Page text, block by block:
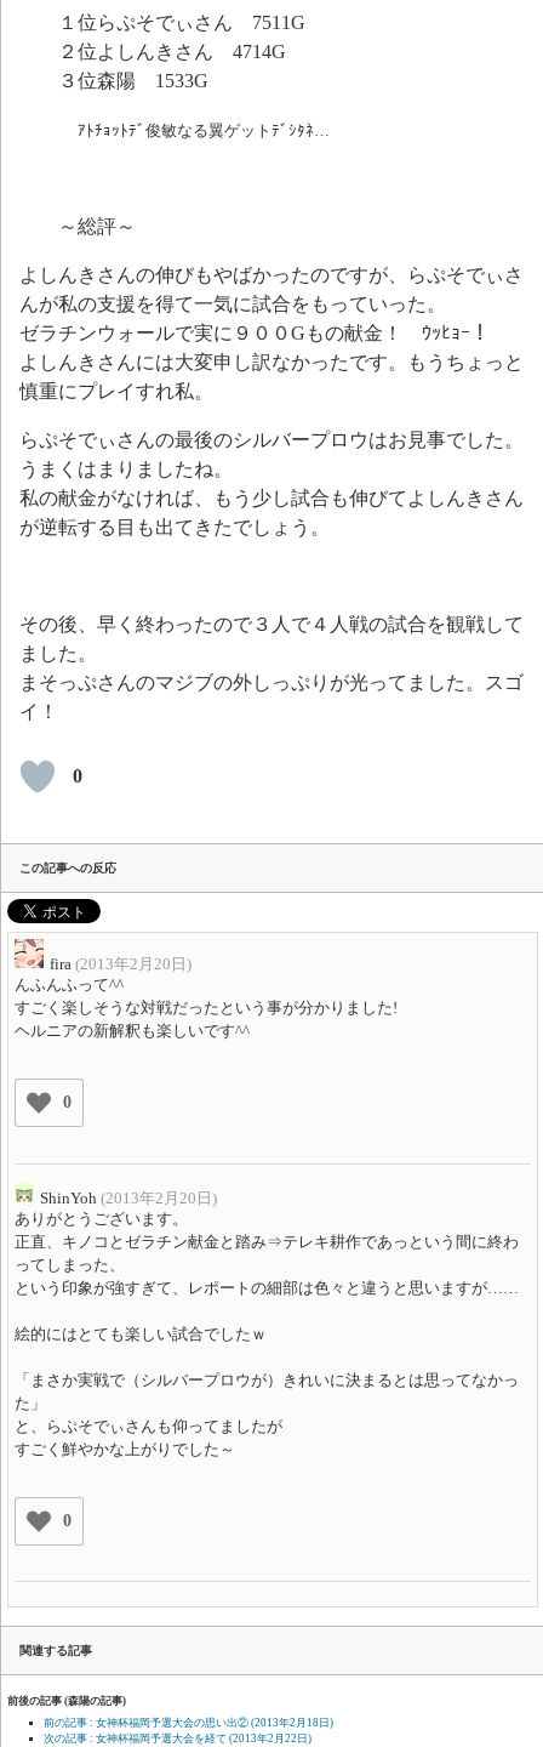
１位らぷそでぃさん 7511G
２位よしんきさん 4714G
３位森陽 1533G
ｱﾄﾁｮｯﾄﾃﾞ俊敏なる翼ゲットﾃﾞｼﾀﾈ…
～総評～
よしんきさんの伸びもやばかったのですが、らぷそでぃさ
んが私の支援を得て一気に試合をもっていった。
ゼラチンウォールで実に９００Gもの献金！ ｳｯﾋｮｰ！
よしんきさんには大変申し訳なかったです。もうちょっと
慎重にプレイすれ私。
らぷそでぃさんの最後のシルバープロウはお見事でした。
うまくはまりましたね。
私の献金がなければ、もう少し試合も伸びてよしんきさん
が逆転する目も出てきたでしょう。
その後、早く終わったので３人で４人戦の試合を観戦して
ました。
まそっぷさんのマジブの外しっぷりが光ってました。スゴ
イ！
0
この記事への反応
fira (2013年2月20日)
んふんふって^^
すごく楽しそうな対戦だったという事が分かりました!
ヘルニアの新解釈も楽しいです^^
0
ShinYoh (2013年2月20日)
ありがとうございます。
正直、キノコとゼラチン献金と踏み⇒テレキ耕作であっという間に終わ
ってしまった、
という印象が強すぎて、レポートの細部は色々と違うと思いますが……
絵的にはとても楽しい試合でしたｗ
「まさか実戦で（シルバープロウが）きれいに決まるとは思ってなかっ
た」
と、らぷそでぃさんも仰ってましたが
すごく鮮やかな上がりでした～
0
関連する記事
前後の記事 (森陽の記事)
前の記事 : 女神杯福岡予選大会の思い出② (2013年2月18日)
次の記事 : 女神杯福岡予選大会を経て (2013年2月22日)